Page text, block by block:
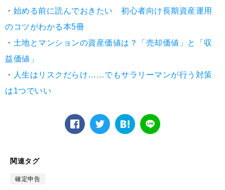
・ 始める前に読んでおきたい 初心者向け長期資産運用
のコツがわかる本5冊
・ 土地とマンションの資産価値は？「売却価値」と「収
益価値」
・ 人生はリスクだらけ……でもサラリーマンが行う対策
は1つでいい
facebook
twitterは
LINE
関連タグ
確定申告